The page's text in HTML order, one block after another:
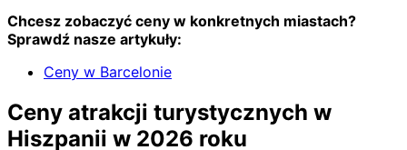
Chcesz zobaczyć ceny w konkretnych miastach?
Sprawdź nasze artykuły:
Ceny w Barcelonie
Ceny atrakcji turystycznych w
Hiszpanii w 2026 roku